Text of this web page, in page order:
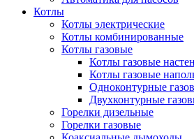
Котлы
Котлы электрические
Котлы комбинированные
Котлы газовые
Котлы газовые
Котлы газовые
Одноконтурные
Двухконтурные
Горелки дизельные
Горелки газовые